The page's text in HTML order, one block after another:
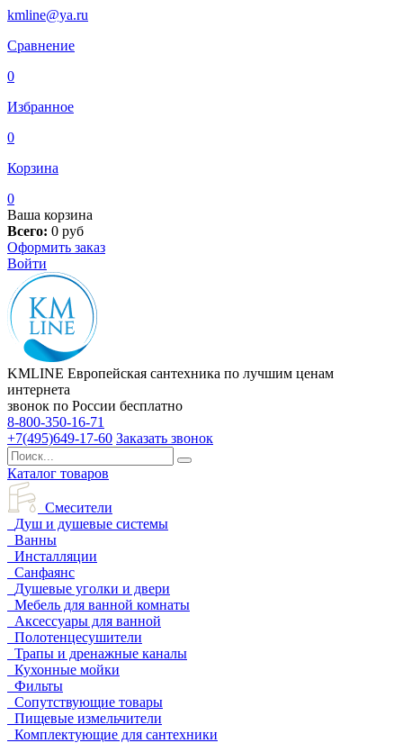
kmline@ya.ru
Сравнение
0
Избранное
0
Корзина
0
Ваша корзина
Всего: 0 руб
Оформить заказ
Войти
KMLINE Европейская сантехника по лучшим ценам
интернета
звонок по России бесплатно
8-800-350-16-71
+7(495)649-17-60 Заказать звонок
Каталог товаров
Смесители
Душ и душевые системы
Ванны
Инсталляции
Санфаянс
Душевые уголки и двери
Мебель для ванной комнаты
Аксессуары для ванной
Полотенцесушители
Трапы и дренажные каналы
Кухонные мойки
Фильты
Сопутствующие товары
Пищевые измельчители
Комплектующие для сантехники